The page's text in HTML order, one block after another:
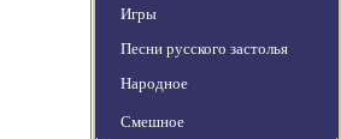
Игры
Песни русского застолья
Народное
Смешное